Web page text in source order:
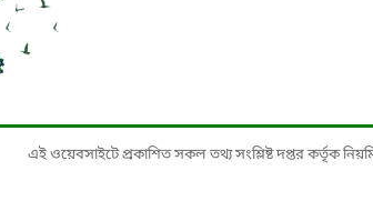
এই ওয়েবসাইটে প্রকাশিত সকল তথ্য সংশ্লিষ্ট দপ্তর কর্তৃক